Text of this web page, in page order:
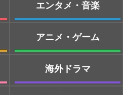
エンタメ・音楽
アニメ・ゲーム
海外ドラマ